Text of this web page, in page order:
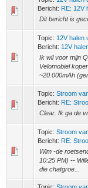
Bericht: RE: 12V
Dit bericht is
Topic: 12V halen
Bericht: 12V
Ik wil voor mijn
Velomobiel
~20.000mAh
Topic: Stroom
Bericht: RE:
Clear. Ik ga de
Topic: Stroom
Bericht: RE:
Wim -de
10:25 PM) --
die chatgroe...